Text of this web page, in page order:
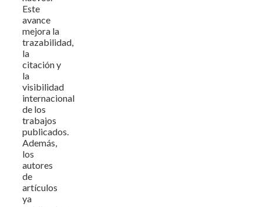
Este
avance
mejora la
trazabilidad,
la
citación y
la
visibilidad
internacional
de los
trabajos
publicados.
Además,
los
autores
de
artículos
ya